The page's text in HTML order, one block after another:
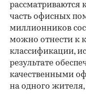
рассматриваются
часть офисных
миллионников
можно отнести к
классификации,
результате
качественными
на одного жителя,